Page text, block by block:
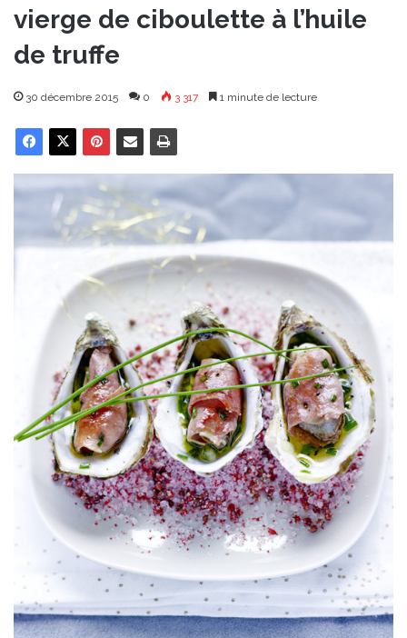
vierge de ciboulette à l’huile
de truffe
30 décembre 2015 0 3 317 1 minute de lecture